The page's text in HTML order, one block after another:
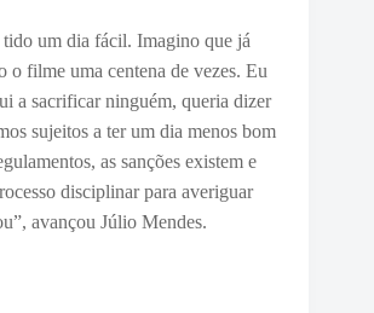
um dia fácil. Imagino que já
o filme uma centena de vezes. Eu
a sacrificar ninguém, queria dizer
sujeitos a ter um dia menos bom
as sanções existem e
disciplinar para averiguar
avançou Júlio Mendes.